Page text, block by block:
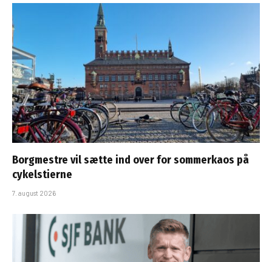
Borgmestre vil sætte ind over for sommerkaos på
cykelstierne
7. august 2026